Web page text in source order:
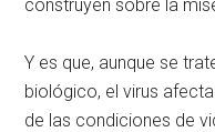
construyen sobre la
Y es que, aunque se
biológico, el virus
de las condiciones de